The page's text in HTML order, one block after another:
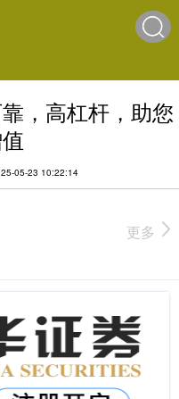
，高杠杆，助您
05-23 10:22:14
更多